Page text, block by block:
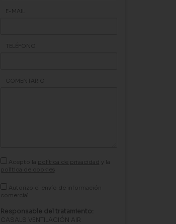
E-MAIL
TELÉFONO
COMENTARIO
Acepto la política de privacidad y la
política de cookies
Autorizo el envío de información
comercial.
Responsable del tratamiento:
CASALS VENTILACIÓN AIR